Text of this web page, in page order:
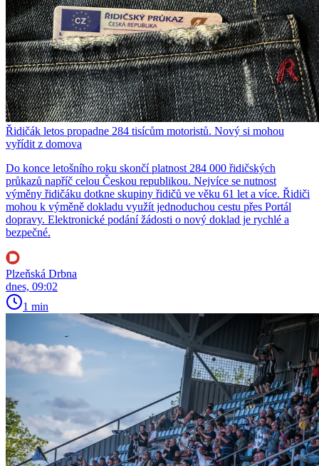
Řidičák letos propadne 284 tisícům motoristů. Nový si mohou
vyřídit z domova
Do konce letošního roku skončí platnost 284 000 řidičských
průkazů napříč celou Českou republikou. Nejvíce se nutnost
výměny řidičáku dotkne skupiny řidičů ve věku 61 let a více. Řidiči
mohou k výměně dokladu využít jednoduchou cestu přes Portál
dopravy. Elektronické podání žádosti o nový doklad je rychlé a
bezpečné.
Plzeňská Drbna
dnes, 09:02
1 min